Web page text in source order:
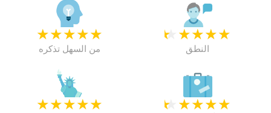
★
★
★
★
★
من السهل تذكره
★
★
★
★
★
النطق
★
★
★
★
★ ★
★
★
★
★